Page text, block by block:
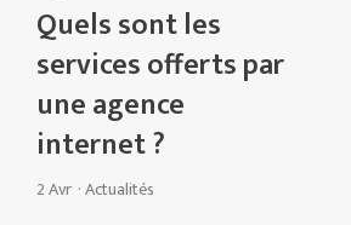
Quels sont les
services offerts par
une agence
internet ?
2 Avr ·Actualités